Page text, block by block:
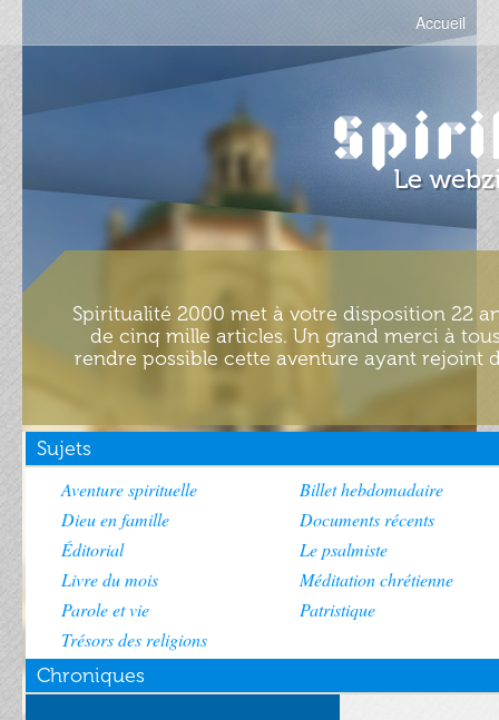
Accueil
Spiritualité 2000 met à votre disposition 22
de cinq mille articles. Un grand merci à
rendre possible cette aventure ayant rejoint
Sujets
Aventure spirituelle
Billet hebdomadaire
Dieu en famille
Documents récents
Éditorial
Le psalmiste
Livre du mois
Méditation chrétienne
Parole et vie
Patristique
Trésors des religions
Chroniques